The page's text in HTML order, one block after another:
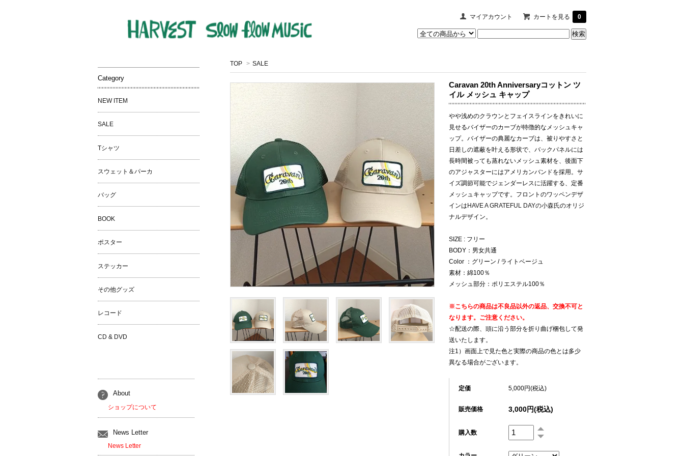
マイアカウント カートを見る 0
TOP > SALE
Caravan 20th Anniversaryコットン ツ
イル メッシュ キャップ
やや浅めのクラウンとフェイスラインをきれいに
見せるバイザーのカーブが特徴的なメッシュキャ
ップ。バイザーの典麗なカーブは、被りやすさと
日差しの遮蔽を叶える形状で、バックパネルには
長時間被っても蒸れないメッシュ素材を、後面下
のアジャスターにはアメリカンバンドを採用。サ
イズ調節可能でジェンダーレスに活躍する、定番
メッシュキャップです。フロントのワッペンデザ
インは HAVE A GRATEFUL DAYの小森氏のオリジ
ナルデザイン。
SIZE : フリー
BODY：男女共通
Color ：グリーン / ライトベージュ
素材：綿100％
メッシュ部分：ポリエステル100％
※こちらの商品は不良品以外の返品、交換不可と
なります。ご注意ください。
☆配送の際、頭に沿う部分を折り曲げ梱包して発
送いたします。
注1）画面上で見た色と実際の商品の色とは多少
異なる場合がございます。
定価 5,000円(税込)
販売価格 3,000円(税込)
購入数
Category
NEW ITEM
SALE
Tシャツ
スウェット＆パーカ
バッグ
BOOK
ポスター
ステッカー
その他グッズ
レコード
CD & DVD
About
ショップについて
News Letter
News Letter